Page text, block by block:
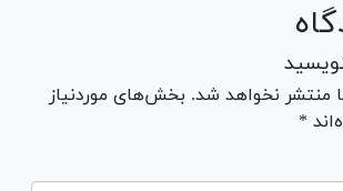
منتشر نخواهد شد. بخش‌های موردنیاز
*